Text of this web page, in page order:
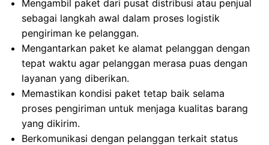
Mengambil paket dari pusat distribusi atau penjual
sebagai langkah awal dalam proses logistik
pengiriman ke pelanggan.
Mengantarkan paket ke alamat pelanggan dengan
tepat waktu agar pelanggan merasa puas dengan
layanan yang diberikan.
Memastikan kondisi paket tetap baik selama
proses pengiriman untuk menjaga kualitas barang
yang dikirim.
Berkomunikasi dengan pelanggan terkait status